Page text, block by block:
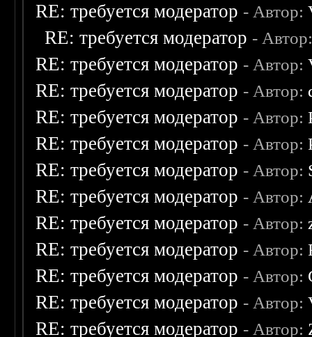
RE: требуется модератор - Автор:
RE: требуется модератор -
RE: требуется модератор - Автор:
RE: требуется модератор - Автор:
RE: требуется модератор - Автор:
RE: требуется модератор - Автор:
RE: требуется модератор - Автор:
RE: требуется модератор - Автор:
RE: требуется модератор - Автор:
RE: требуется модератор - Автор:
RE: требуется модератор - Автор:
RE: требуется модератор - Автор:
RE: требуется модератор - Автор: